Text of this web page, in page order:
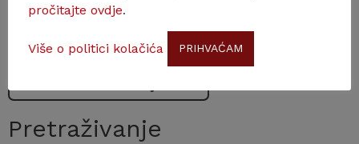
Pretraživanje
pročitajte ovdje.
Više o politici kolačića PRIHVAĆAM